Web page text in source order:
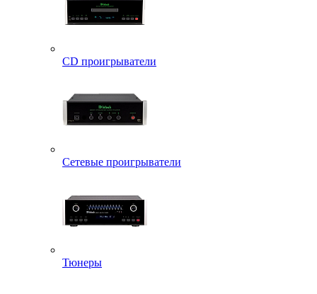
CD проигрыватели
Сетевые проигрыватели
Тюнеры